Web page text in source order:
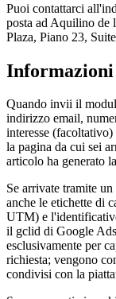
Puoi contattarci
posta ad Aquilino de
Plaza, Piano 23,
Informazioni
Quando invii il
indirizzo email,
interesse
la pagina da cui sei
articolo ha generato
Se arrivate tramite
anche le etichette di
UTM) e
il gclid di Google
esclusivamente per
richiesta; vengono
condivisi con la